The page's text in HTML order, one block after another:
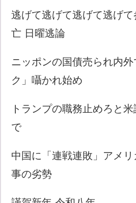
逃げて逃げて逃げて逃げ
亡 日曜逃論
ニッポンの国債売られ内
ク」囁かれ始め
トランプの職務止めろと
で
中国に「連戦連敗」アメ
事の劣勢